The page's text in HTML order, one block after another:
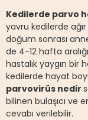
Kedilerde parvo
yavru kedilerde
doğum sonrası
de 4-12 hafta
hastalık yaygın bir
kedilerde hayat
parvovirüs nedir
bilinen bulaşıcı ve
cevabı verilebilir.